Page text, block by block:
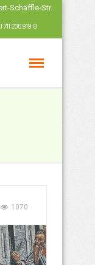
Schäffle-Str.
236 919 0
1070